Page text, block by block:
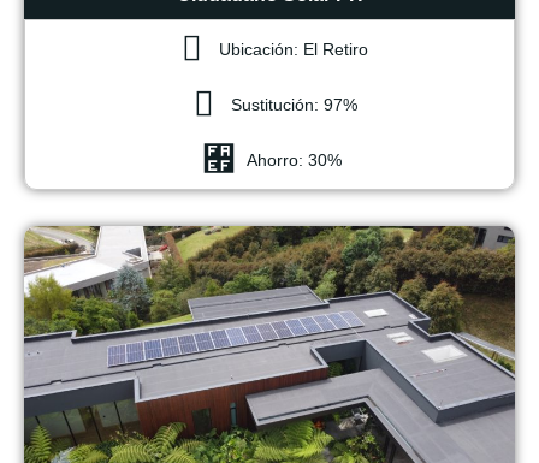
Ubicación: El Retiro
Sustitución: 97%
Ahorro: 30%